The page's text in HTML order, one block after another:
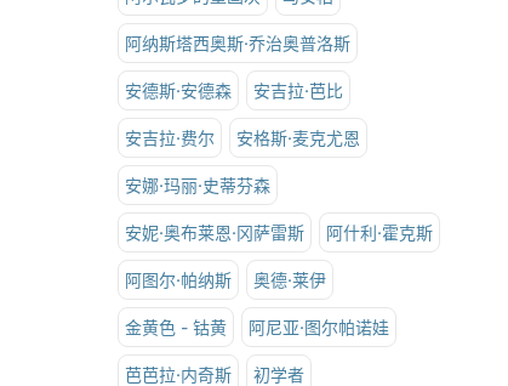
阿纳斯塔西奥斯·乔治奥普洛斯
安德斯·安德森 安吉拉·芭比
安吉拉·费尔 安格斯·麦克尤恩
安娜·玛丽·史蒂芬森
安妮·奥布莱恩·冈萨雷斯 阿什利·霍克斯
阿图尔·帕纳斯 奥德·莱伊
金黄色 - 钴黄 阿尼亚·图尔帕诺娃
芭芭拉·内奇斯 初学者